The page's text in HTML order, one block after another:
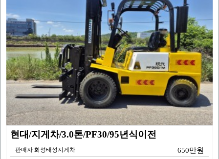
현대/지게차/3.0톤/PF30/95년식이전
판매자 화성태성지게차 650만원